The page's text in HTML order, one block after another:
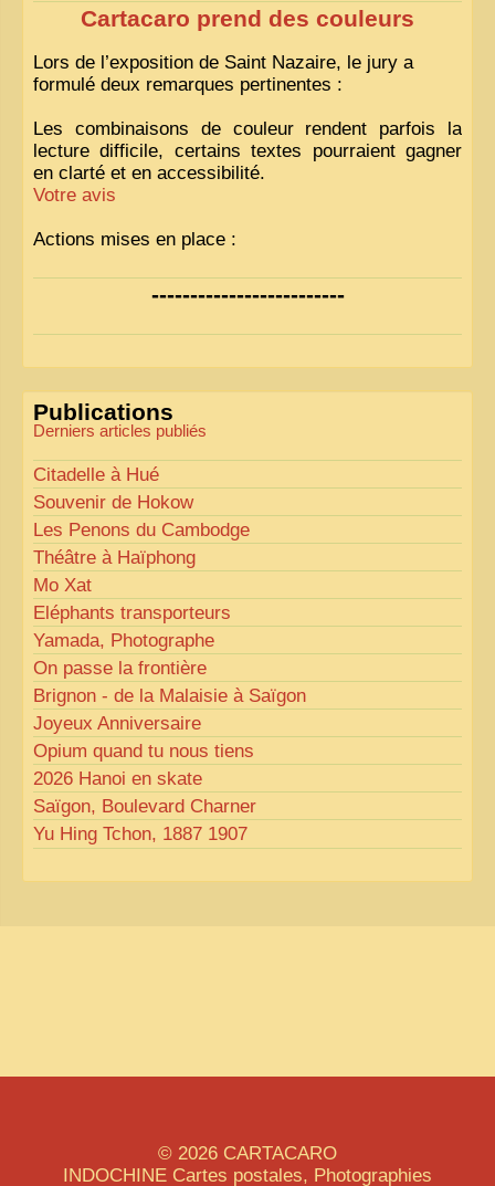
Cartacaro prend des couleurs
Lors de l’exposition de Saint Nazaire, le jury a
formulé deux remarques pertinentes :
Les combinaisons de couleur rendent parfois la
lecture difficile, certains textes pourraient gagner
en clarté et en accessibilité.
Votre avis
Actions mises en place :
Nous avons déjà ajusté les couleurs pour améliorer
« Comme tout bon collectionneur le sait, la
perfection est un idéal… mais nous y travaillons
-------------------------
Publications
Derniers articles publiés
Citadelle à Hué
Souvenir de Hokow
Les Penons du Cambodge
Théâtre à Haïphong
Mo Xat
Eléphants transporteurs
Yamada, Photographe
On passe la frontière
Brignon - de la Malaisie à Saïgon
Joyeux Anniversaire
Opium quand tu nous tiens
2026 Hanoi en skate
Saïgon, Boulevard Charner
Yu Hing Tchon, 1887 1907
© 2026 CARTACARO
INDOCHINE Cartes postales, Photographies